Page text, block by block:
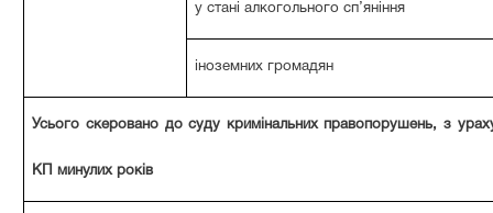
у стані алкогольного сп’яніння
іноземних громадян
Усього скеровано до суду кримінальних правопорушень, з
КП минулих років